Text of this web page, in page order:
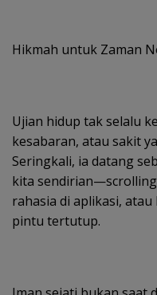
Hikmah untuk Zaman
Ujian hidup tak selalu
kesabaran, atau sakit
Seringkali, ia datang
kita
rahasia di aplikasi, atau
pintu tertutup.